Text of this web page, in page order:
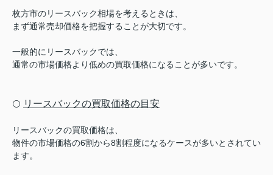
枚方市のリースバック相場を考えるときは、
まず通常売却価格を把握することが大切です。
一般的にリースバックでは、
通常の市場価格より低めの買取価格になることが多いです。
⚪️ リースバックの買取価格の目安
リースバックの買取価格は、
物件の市場価格の6割から8割程度になるケースが多いとされてい
ます。